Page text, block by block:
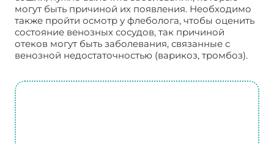
могут быть причиной их появления. Необходимо
также пройти осмотр у флеболога, чтобы оценить
состояние венозных сосудов, так причиной
отеков могут быть заболевания, связанные с
венозной недостаточностью (варикоз, тромбоз).